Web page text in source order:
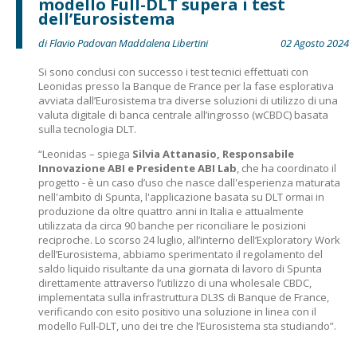
modello Full-DLT supera i test
dell’Eurosistema
di Flavio Padovan Maddalena Libertini
02 Agosto 2024
Si sono conclusi con successo i test tecnici effettuati con
Leonidas presso la Banque de France per la fase esplorativa
avviata dall’Eurosistema tra diverse soluzioni di utilizzo di una
valuta digitale di banca centrale all’ingrosso (wCBDC) basata
sulla tecnologia DLT.
“Leonidas – spiega Silvia Attanasio, Responsabile
Innovazione ABI e Presidente ABI Lab, che ha coordinato il
progetto - è un caso d’uso che nasce dall'esperienza maturata
nell'ambito di Spunta, l'applicazione basata su DLT ormai in
produzione da oltre quattro anni in Italia e attualmente
utilizzata da circa 90 banche per riconciliare le posizioni
reciproche. Lo scorso 24 luglio, all’interno dell’Exploratory Work
dell’Eurosistema, abbiamo sperimentato il regolamento del
saldo liquido risultante da una giornata di lavoro di Spunta
direttamente attraverso l’utilizzo di una wholesale CBDC,
implementata sulla infrastruttura DL3S di Banque de France,
verificando con esito positivo una soluzione in linea con il
modello Full-DLT, uno dei tre che l’Eurosistema sta studiando”.